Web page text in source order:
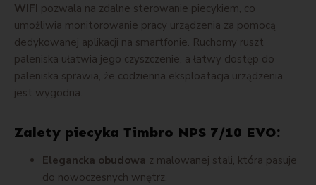
WIFI pozwala na zdalne sterowanie piecykiem, co
umożliwia monitorowanie pracy urządzenia za pomocą
dedykowanej aplikacji na smartfonie. Ruchomy ruszt
paleniska ułatwia jego czyszczenie, a łatwy dostęp do
paleniska sprawia, że codzienna eksploatacja urządzenia
jest wygodna.
Zalety piecyka Timbro NPS 7/10 EVO:
Elegancka obudowa z malowanej stali, która pasuje
do nowoczesnych wnętrz.